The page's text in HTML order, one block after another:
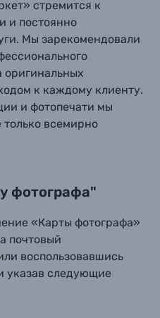
стремится к
и постоянно
Мы зарекомендовали
оригинальных
к каждому клиенту.
и фотопечати мы
только всемирно
фотографа"
«Карты фотографа»
почтовый
воспользовавшись
указав следующие